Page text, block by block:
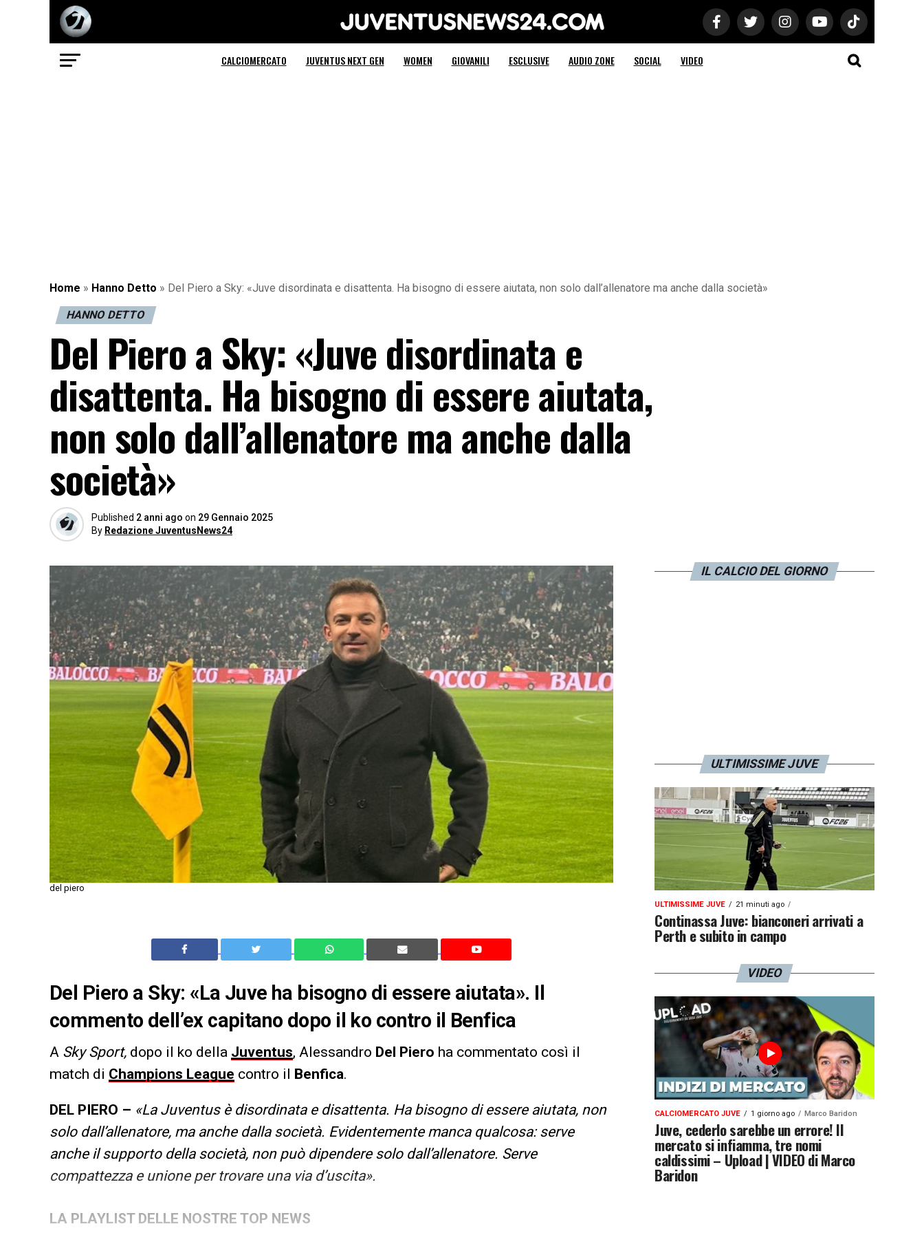
Juventus News 24
CALCIOMERCATO JUVENTUS NEXT GEN WOMEN GIOVANILI ESCLUSIVE AUDIO ZONE SOCIAL VIDEO
Home » Hanno Detto » Del Piero a Sky: «Juve disordinata e disattenta. Ha bisogno di essere aiutata, non solo dall’allenatore ma anche dalla società»
HANNO DETTO
Del Piero a Sky: «Juve disordinata e
disattenta. Ha bisogno di essere aiutata,
non solo dall’allenatore ma anche dalla
società»
Published 2 anni ago on 29 Gennaio 2025
By Redazione JuventusNews24
del piero
Del Piero a Sky: «La Juve ha bisogno di essere aiutata». Il
commento dell’ex capitano dopo il ko contro il Benfica
A Sky Sport, dopo il ko della Juventus, Alessandro Del Piero ha commentato così il
match di Champions League contro il Benfica.
DEL PIERO – «La Juventus è disordinata e disattenta. Ha bisogno di essere aiutata, non
solo dall’allenatore, ma anche dalla società. Evidentemente manca qualcosa: serve
anche il supporto della società, non può dipendere solo dall’allenatore. Serve
compattezza e unione per trovare una via d’uscita».
LA PLAYLIST DELLE NOSTRE TOP NEWS
IL CALCIO DEL GIORNO
ULTIMISSIME JUVE
ULTIMISSIME JUVE 21 minuti ago
Continassa Juve: bianconeri arrivati a
Perth e subito in campo
VIDEO
CALCIOMERCATO JUVE 1 giorno ago Marco Baridon
Juve, cederlo sarebbe un errore! Il
mercato si infiamma, tre nomi
caldissimi – Upload | VIDEO di Marco
Baridon